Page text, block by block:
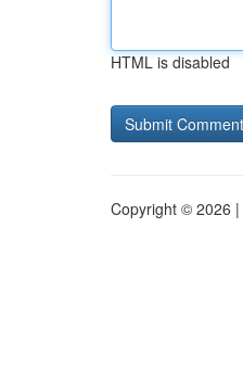
HTML is disabled
Copyright © 2026 |